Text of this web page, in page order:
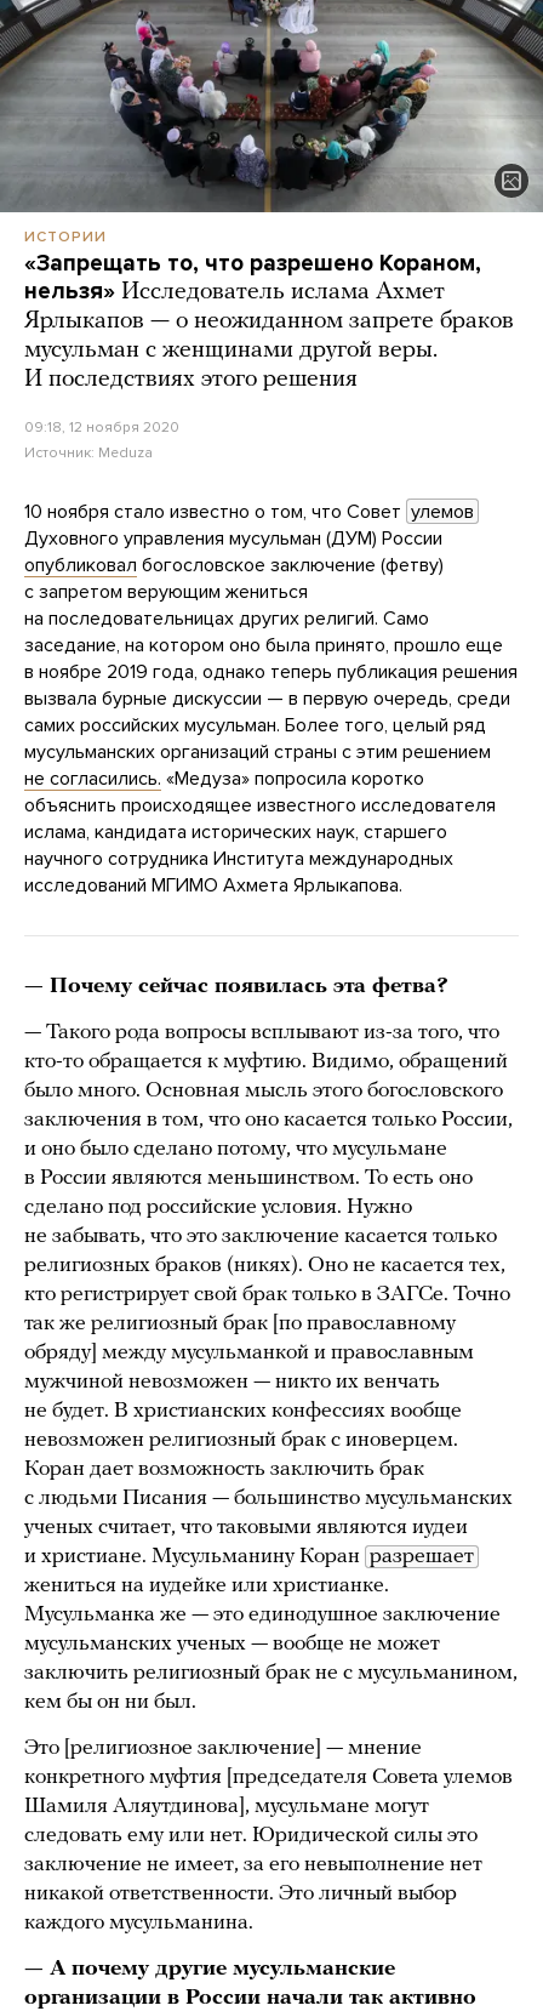
ИСТОРИИ
«Запрещать то, что разрешено Кораном,
нельзя» Исследователь ислама Ахмет
Ярлыкапов — о неожиданном запрете браков
мусульман с женщинами другой веры.
И последствиях этого решения
09:18, 12 ноября 2020
Источник: Meduza
10 ноября стало известно о том, что Совет улемов
Духовного управления мусульман (ДУМ) России
опубликовал богословское заключение (фетву)
с запретом верующим жениться
на последовательницах других религий. Само
заседание, на котором оно была принято, прошло еще
в ноябре 2019 года, однако теперь публикация решения
вызвала бурные дискуссии — в первую очередь, среди
самих российских мусульман. Более того, целый ряд
мусульманских организаций страны с этим решением
не согласились. «Медуза» попросила коротко
объяснить происходящее известного исследователя
ислама, кандидата исторических наук, старшего
научного сотрудника Института международных
исследований МГИМО Ахмета Ярлыкапова.
— Почему сейчас появилась эта фетва?
— Такого рода вопросы всплывают из-за того, что
кто-то обращается к муфтию. Видимо, обращений
было много. Основная мысль этого богословского
заключения в том, что оно касается только России,
и оно было сделано потому, что мусульмане
в России являются меньшинством. То есть оно
сделано под российские условия. Нужно
не забывать, что это заключение касается только
религиозных браков (никях). Оно не касается тех,
кто регистрирует свой брак только в ЗАГСе. Точно
так же религиозный брак [по православному
обряду] между мусульманкой и православным
мужчиной невозможен — никто их венчать
не будет. В христианских конфессиях вообще
невозможен религиозный брак с иноверцем.
Коран дает возможность заключить брак
с людьми Писания — большинство мусульманских
ученых считает, что таковыми являются иудеи
и христиане. Мусульманину Коран разрешает
жениться на иудейке или христианке.
Мусульманка же — это единодушное заключение
мусульманских ученых — вообще не может
заключить религиозный брак не с мусульманином,
кем бы он ни был.
Это [религиозное заключение] — мнение
конкретного муфтия [председателя Совета улемов
Шамиля Аляутдинова], мусульмане могут
следовать ему или нет. Юридической силы это
заключение не имеет, за его невыполнение нет
никакой ответственности. Это личный выбор
каждого мусульманина.
— А почему другие мусульманские
организации в России начали так активно